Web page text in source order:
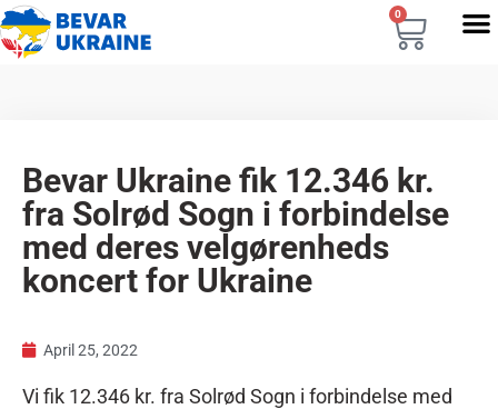
0
Bevar Ukraine fik 12.346 kr.
fra Solrød Sogn i forbindelse
med deres velgørenheds
koncert for Ukraine
April 25, 2022
Vi fik 12.346 kr. fra Solrød Sogn i forbindelse med